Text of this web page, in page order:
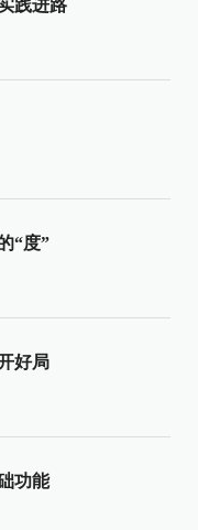
践进路
“度”
好局
功能